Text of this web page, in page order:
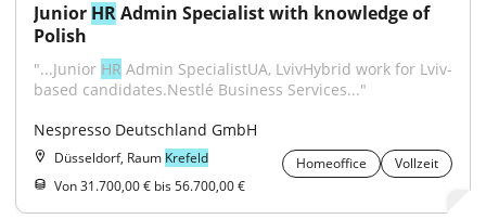
Junior HR Admin Specialist with knowledge of
Polish
"...Junior HR Admin SpecialistUA, LvivHybrid work for Lviv-
based candidates.Nestlé Business Services..."
Nespresso Deutschland GmbH
Düsseldorf, Raum Krefeld Homeoffice
Vollzeit
Von 31.700,00 € bis 56.700,00 €